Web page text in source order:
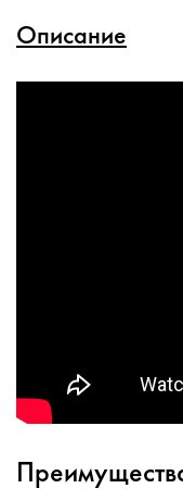
Описание